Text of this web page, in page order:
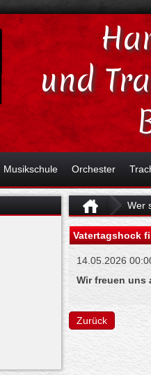
und
Musikschule Orchester
Wer
Vatertagshock
14.05.2026
Wir freuen uns
Zurück